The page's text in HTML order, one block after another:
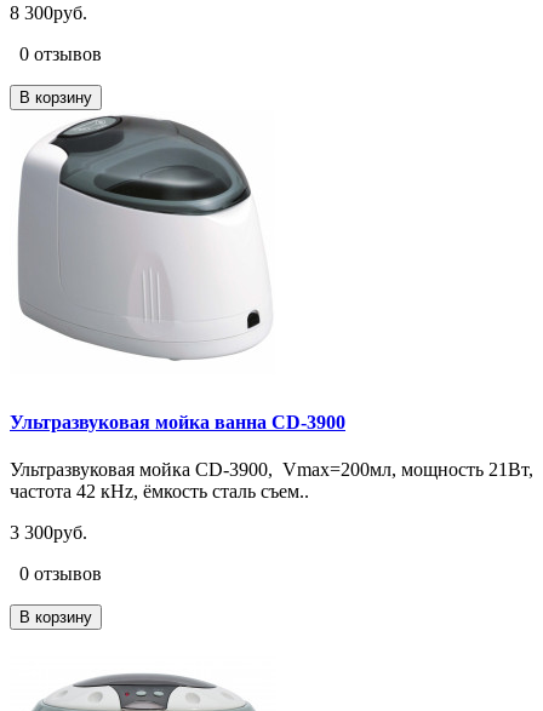
8 300руб.
0 отзывов
В корзину
Ультразвуковая мойка ванна CD-3900
Ультразвуковая мойка CD-3900, Vmax=200мл, мощность 21Вт,
частота 42 кHz, ёмкость сталь съем..
3 300руб.
0 отзывов
В корзину